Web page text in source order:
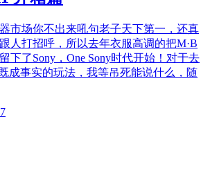
市场你不出来吼句老子天下第一，还真
人打招呼，所以去年衣服高调的把M·B
下了Sony，One Sony时代开始！对于去
成事实的玩法，我等吊死能说什么，随